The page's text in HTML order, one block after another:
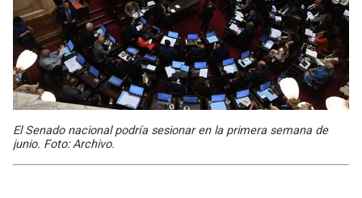
El Senado nacional podría sesionar en la primera semana de
junio. Foto: Archivo.